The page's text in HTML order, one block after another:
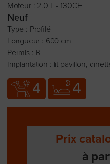
Moteur : 2.0 L - 130CH
Neuf
Type : Profilé
Longueur : 699 cm
Permis : B
Implantation : lit pavillon,
4 4
Prix
à